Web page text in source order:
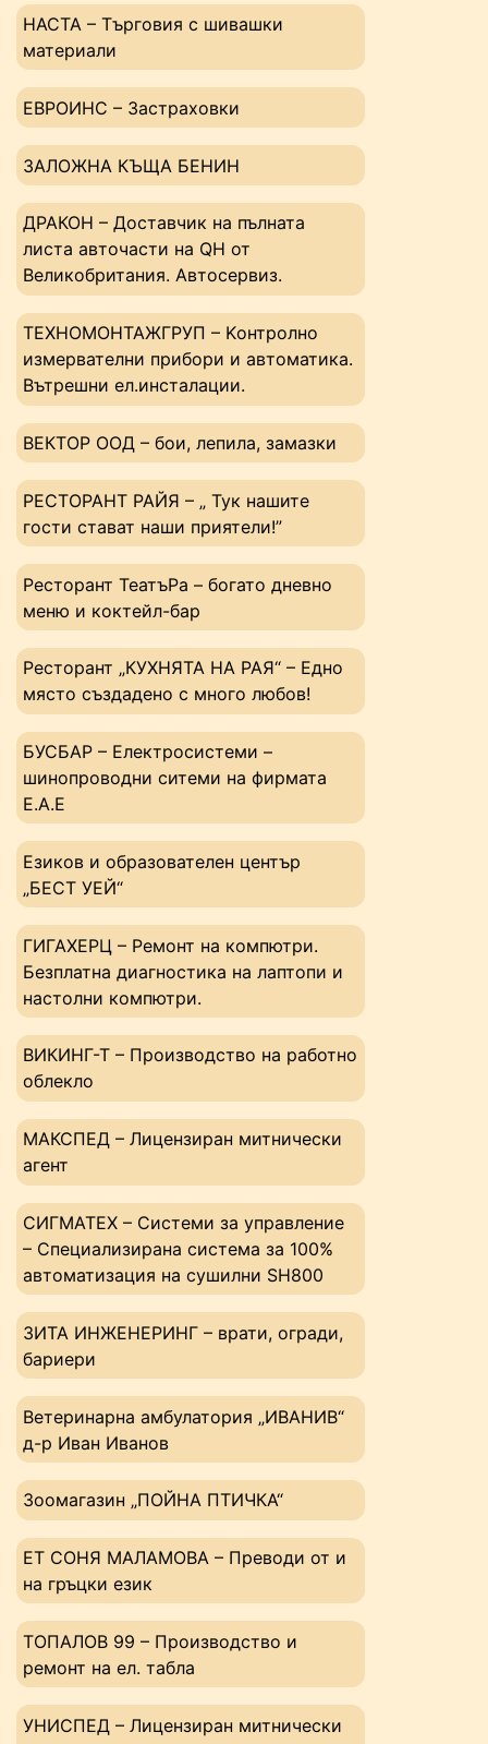
НАСТА – Tърговия с шивашки
материали
ЕВРОИНС – Застраховки
ЗАЛОЖНА КЪЩА БЕНИН
ДРАКОН – Доставчик на пълната
листа авточасти на QH от
Великобритания. Автосервиз.
ТЕХНОМОНТАЖГРУП – Kонтролно
измервателни прибори и автоматика.
Вътрешни ел.инсталации.
ВЕКТОР ООД – бои, лепила, замазки
РЕСТОРАНТ РАЙЯ – „ Тук нашите
гости стават наши приятели!”
Ресторант ТеатъРа – богато дневно
меню и коктейл-бар
Ресторант „КУХНЯТА НА РАЯ“ – Едно
място създадено с много любов!
БУСБАР – Електросистеми –
шинопроводни ситеми на фирмата
Е.А.Е
Езиков и образователен център
„БЕСТ УЕЙ“
ГИГАХЕРЦ – Ремонт на компютри.
Безплатна диагностика на лаптопи и
настолни компютри.
ВИКИНГ-Т – Производство на работно
облекло
МАКСПЕД – Лицензиран митнически
агент
СИГМАТЕХ – Системи за управление
– Специализирана система за 100%
автоматизация на сушилни SH800
ЗИТА ИНЖЕНЕРИНГ – врати, огради,
бариери
Ветеринарна амбулатория „ИВАНИВ“
д-р Иван Иванов
Зоомагазин „ПОЙНА ПТИЧКА“
ЕТ СОНЯ МАЛАМОВА – Преводи от и
на гръцки език
ТОПАЛОВ 99 – Производство и
ремонт на ел. табла
УНИСПЕД – Лицензиран митнически